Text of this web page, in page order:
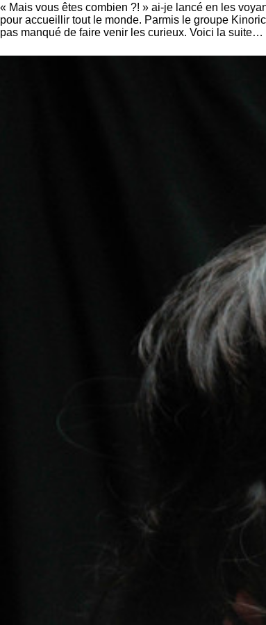
« Mais vous êtes combien ?! » ai-je lancé en les
pour accueillir tout le monde. Parmis le groupe
pas manqué de faire venir les curieux. Voici la suite…